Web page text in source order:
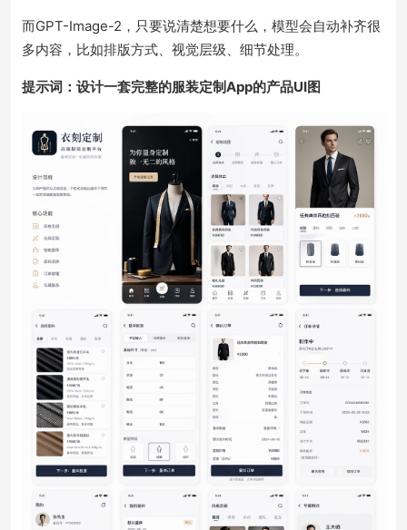
而GPT-Image-2，只要说清楚想要什么，模型会自动补齐很
多内容，比如排版方式、视觉层级、细节处理。
提示词 ： 设计一套完整的服装定制App的产品UI图